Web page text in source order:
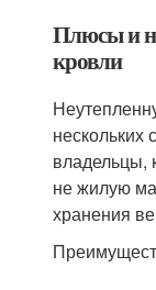
Плюсы и
кровли
владельцы,
не жилую
хранения